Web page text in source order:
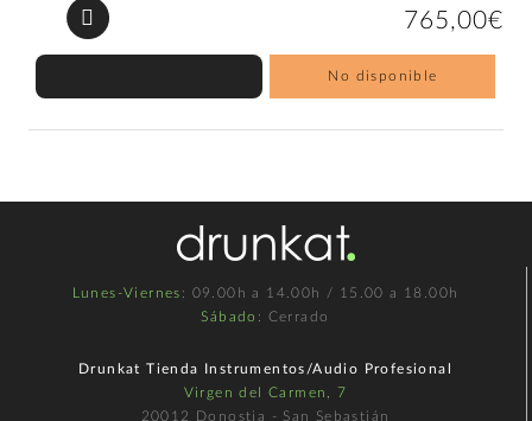
765,00€
No disponible
Lunes-Viernes : 09.00h a 14.00h / 15.00 a 18.00h
Sábado : Cerrado
Drunkat Tienda Instrumentos/Audio Profesional
Virgen del Carmen, 7
20012 Donostia - San Sebastián